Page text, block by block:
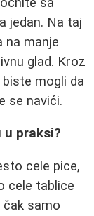
jedan. Na taj
na manje
glad. Kroz
mogli da
se navići.
u praksi?
cele pice,
cele tablice
čak samo